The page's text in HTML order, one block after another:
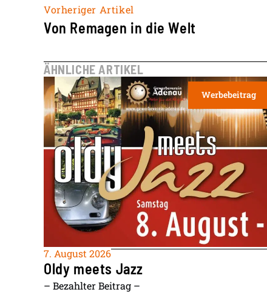
Vorheriger Artikel
Von Remagen in die Welt
ÄHNLICHE ARTIKEL
Werbebeitrag
7. August 2026
Oldy meets Jazz
– Bezahlter Beitrag –